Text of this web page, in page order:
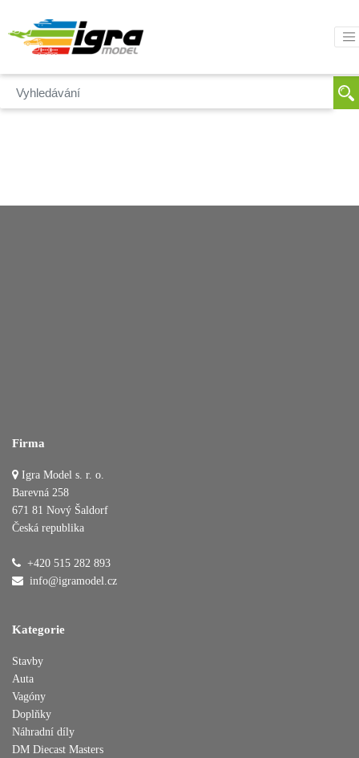
Firma
Igra Model s. r. o.
Barevná 258
671 81 Nový Šaldorf
Česká republika
+420 515 282 893
info@igramodel.cz
Kategorie
Stavby
Auta
Vagóny
Doplňky
Náhradní díly
DM Diecast Masters